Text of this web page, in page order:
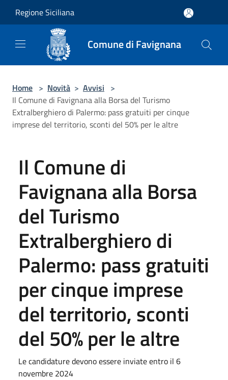
Regione Siciliana
Comune di Favignana
Home > Novità > Avvisi >
Il Comune di Favignana alla Borsa del Turismo
Extralberghiero di Palermo: pass gratuiti per cinque
imprese del territorio, sconti del 50% per le altre
Il Comune di
Favignana alla Borsa
del Turismo
Extralberghiero di
Palermo: pass gratuiti
per cinque imprese
del territorio, sconti
del 50% per le altre
Le candidature devono essere inviate entro il 6
novembre 2024